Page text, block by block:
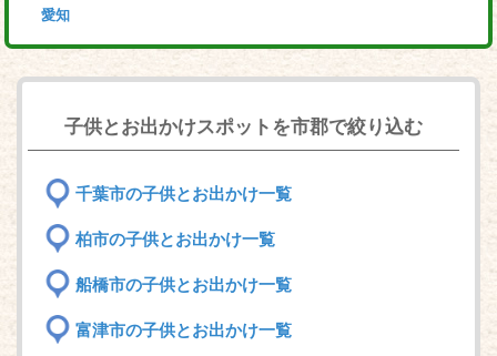
愛知
子供とお出かけスポットを市郡で絞り込む
千葉市の子供とお出かけ一覧
柏市の子供とお出かけ一覧
船橋市の子供とお出かけ一覧
富津市の子供とお出かけ一覧